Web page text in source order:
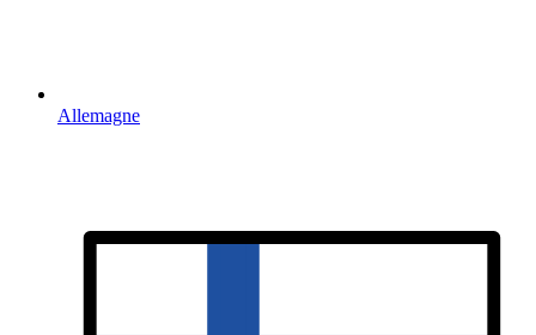
Allemagne